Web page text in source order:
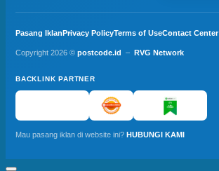
Pasang IklanPrivacy PolicyTerms of UseContact Center
Copyright 2026 © postcode.id – RVG Network
BACKLINK PARTNER
Mau pasang iklan di website ini? HUBUNGI KAMI